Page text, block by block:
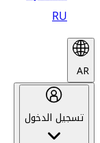
RU
AR
تسجيل الدخول